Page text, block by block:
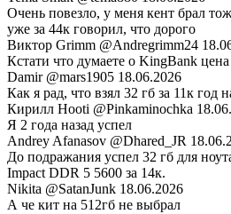
Очень повезло, у меня кент брал
уже за 44к говорил, что дорого
Виктор Grimm @Andregrimm24
Кстати что думаете о KingBank
Damir @mars1905 18.06.2026
Как я рад, что взял 32 гб за 11к год
Кирилл Hooti @Pinkaminochka
Я 2 года назад успел
Andrey Afanasov @Dhared_JR
До подражания успел 32 гб для
Impact DDR 5 5600 за 14к.
Nikita @SatanJunk 18.06.2026
А че кит на 512гб не выбрал